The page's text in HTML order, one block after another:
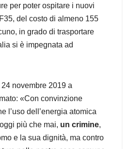
per poter ospitare i nuovi
del costo di almeno 155
in grado di trasportare
si è impegnata ad
24 novembre 2019 a
«Con convinzione
l’uso dell’energia atomica
più che mai, un crimine,
e la sua dignità, ma contro